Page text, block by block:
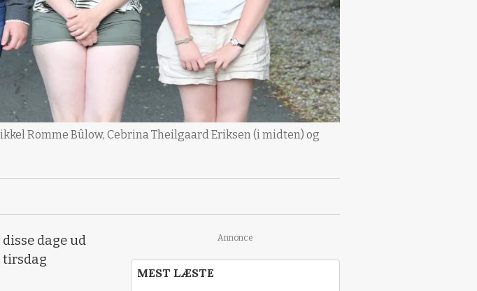
Romme Bûlow, Cebrina Theilgaard Eriksen (i midten) og
dage ud
tirsdag
Annonce
MEST LÆSTE